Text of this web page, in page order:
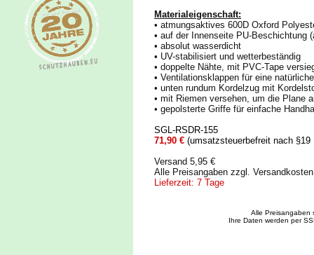
Materialeigenschaft:
• atmungsaktives 600D Oxford
• auf der Innenseite PU-Beschichtung
• absolut wasserdicht
• UV-stabilisiert und wetterbeständig
• doppelte Nähte, mit PVC-Tape
• Ventilationsklappen für eine
• unten rundum Kordelzug mit
• mit Riemen versehen, um die Plane
• gepolsterte Griffe für einfache
SGL-RSDR-155
71,90 € (umsatzsteuerbefreit nach §19
Versand 5,95 €
Alle Preisangaben zzgl.
Lieferzeit: 7 Tage
Alle Preisangaben
Ihre Daten werden per